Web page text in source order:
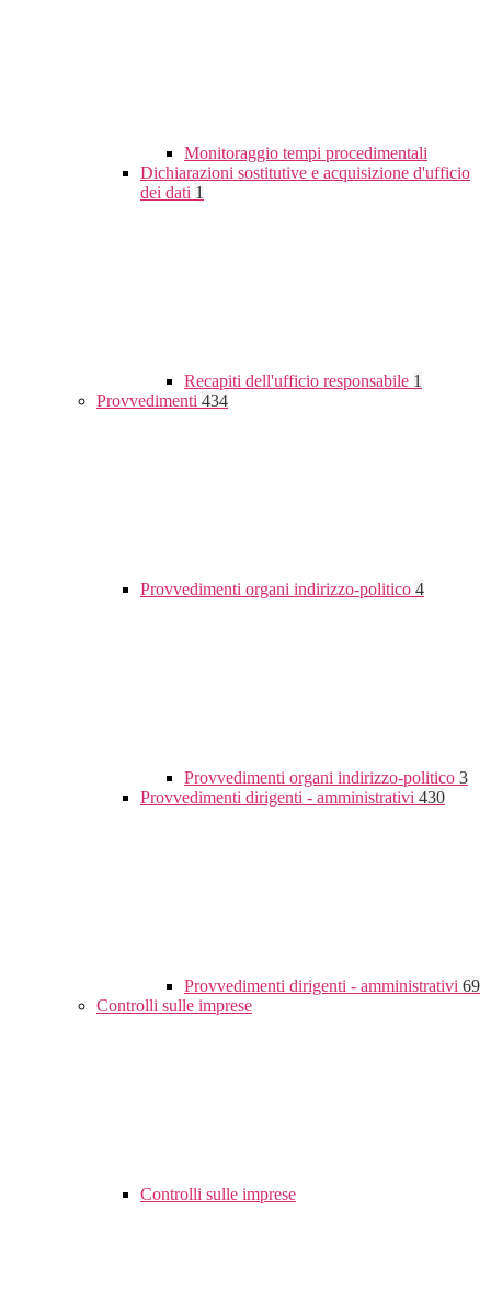
Monitoraggio tempi procedimentali
Dichiarazioni sostitutive e acquisizione d'ufficio
dei dati 1
Recapiti dell'ufficio responsabile 1
Provvedimenti 434
Provvedimenti organi indirizzo-politico 4
Provvedimenti organi indirizzo-politico 3
Provvedimenti dirigenti - amministrativi 430
Provvedimenti dirigenti - amministrativi 69
Controlli sulle imprese
Controlli sulle imprese